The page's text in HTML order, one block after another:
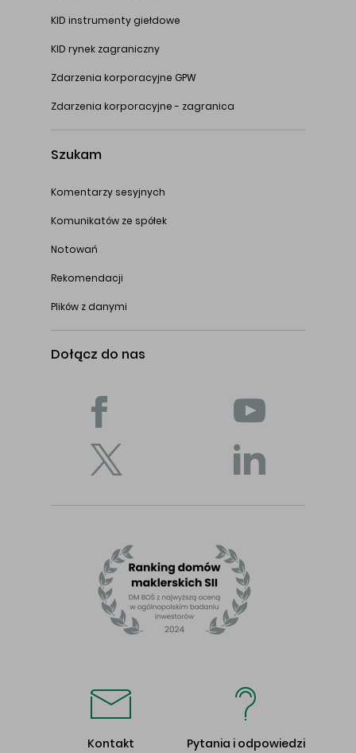
KID instrumenty giełdowe
KID rynek zagraniczny
Zdarzenia korporacyjne GPW
Zdarzenia korporacyjne - zagranica
Szukam
Komentarzy sesyjnych
Komunikatów ze spółek
Notowań
Rekomendacji
Plików z danymi
Dołącz do nas
Kontakt Pytania i odpowiedzi